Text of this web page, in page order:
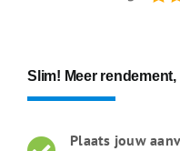
Slim! Meer rendement,
Plaats jouw